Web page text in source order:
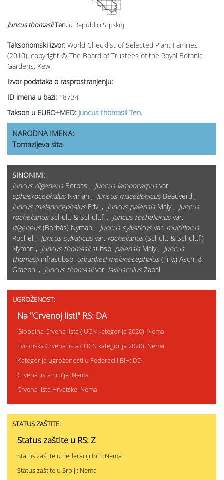
Taksonomski izvor: World Checklist of Selected Plant Families
(2010), copyright © The Board of Trustees of the Royal Botanic
Gardens, Kew.
Izvor podataka o rasprostranjenju:
ID imena u bazi: 18734
Takson u EURO+MED: Juncus thomasii Ten.
Juncus thomasiiTen. u Republici Srpskoj
NARODNA IMENA:
Tomazijeva sita
SINONIMI:
Juncus digeneus Borbás , Juncus lampocarpus var.
sphaerocephalus Nyman , Juncus macedonicus Beauverd ,
Juncus melanocephalus Friv. , Juncus palensis Maly , Juncus
rochelianus Schult. & Schult.f. , Juncus rochelianus var.
digeneus (Borbás) Nyman , Juncus sylvaticus var. multiflorus
Rochel , Juncus sylvaticus var. rochelianus (Schult. & Schult.f.)
Nyman , Juncus thomasiisubsp. palensis Maly , Juncus
thomasiiinfrasubsp. unranked melanocephalus (Friv.) Asch. &
Graebn. , Juncus thomasiivar. laxiusculus Zapal.
UGROŽENOST:
Na "Crvenoj listi" RS: DA
Globalna Crvena lista (IUCN kategorija 2020): Nema
Evropska Crvena lista (IUCN kategorija 2020): Nema
Kategorija ugroženosti u Federaciji BiH: DD
Crvena lista Srbije: Nema
Crvena lista Hrvatske: Nema
STATUS ZAŠTITE:
Status zaštite u RS: Z
Status zaštite u Federaciji BiH: Nema
Status zaštite u Srbiji: Nema